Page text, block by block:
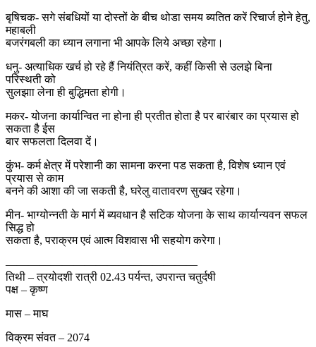
बृषिचक- सगे संबधियों या दोस्तों के बीच थोडा समय ब्यतित करें रिचार्ज होने हेतु,
महाबली
बजरंगबली का ध्यान लगाना भी आपके लिये अच्छा रहेगा।
धनु- अत्याधिक खर्च हो रहे हैं नियंत्रित करें, कहीं किसी से उलझे बिना
परिस्थती को
सुलझाा लेना ही बुद्धिमता होगी।
मकर- योजना कार्यान्वित ना होना ही प्रतीत होता है पर बारंबार का प्रयास हो
सकता है ईस
बार सफलता दिलवा दें।
कुंभ- कर्म क्षेत्र में परेशानी का सामना करना पड सकता है, विशेष ध्यान एवं
प्रयास से काम
बनने की आशा की जा सकती है, घरेलु वातावरण सुखद रहेगा।
मीन- भाग्योन्नती के मार्ग में ब्यवधान है सटिक योजना के साथ कार्यान्यवन सफल
सिद्ध हो
सकता है, पराक्रम एवं आत्म विशवास भी सहयोग करेगा।
—————————————————
तिथी – त्रयोदशी रात्री 02.43 पर्यन्त, उपरान्त चतुर्दषी
पक्ष – कृष्ण
मास – माघ
विक्रम संवत – 2074